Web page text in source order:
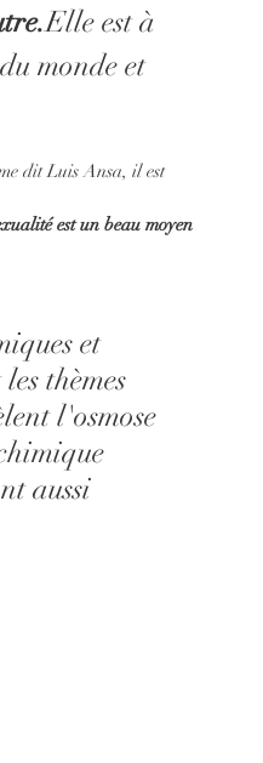
Elle est à
monde et
dit Luis Ansa, il est
est un beau moyen
et
thèmes
l'osmose
aussi